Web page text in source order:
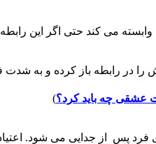
می کند حتی اگر این
را در رابطه باز کرده و به
عشقی چه باید کرد؟)
فرد پس از جدایی می شود.